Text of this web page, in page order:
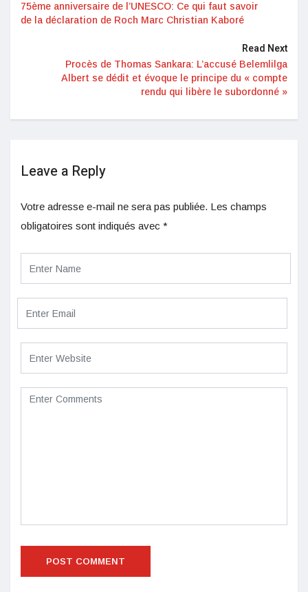
75ème anniversaire de l’UNESCO: Ce qui faut savoir
de la déclaration de Roch Marc Christian Kaboré
Read Next
Procès de Thomas Sankara: L’accusé Belemlilga
Albert se dédit et évoque le principe du « compte
rendu qui libère le subordonné »
Leave a Reply
Votre adresse e-mail ne sera pas publiée. Les champs
obligatoires sont indiqués avec *